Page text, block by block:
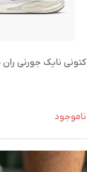
کتونی نایک جورنی
ناموجود